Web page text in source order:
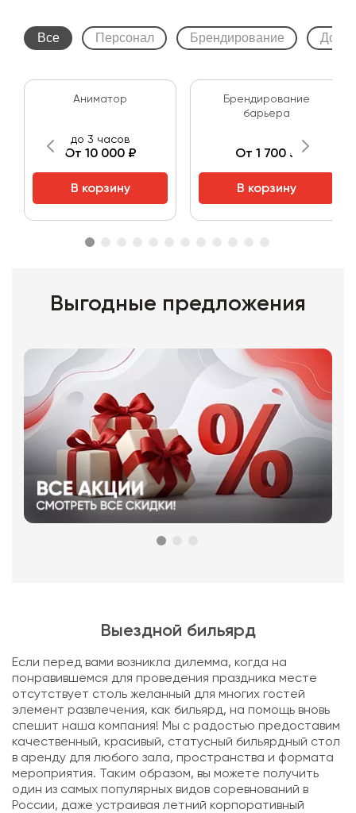
Все Персонал Брендирование
Аниматор
до 3 часов
От 10 000 ₽
В корзину
Брендирование
барьера
От 1 700 ₽
В корзину
Выгодные предложения
Выездной бильярд
Если перед вами возникла дилемма, когда на
понравившемся для проведения праздника месте
отсутствует столь желанный для многих гостей
элемент развлечения, как бильярд, на помощь вновь
спешит наша компания! Мы с радостью предоставим
качественный, красивый, статусный бильярдный стол
в аренду для любого зала, пространства и формата
мероприятия. Таким образом, вы можете получить
один из самых популярных видов соревнований в
России, даже устраивая летний корпоративный